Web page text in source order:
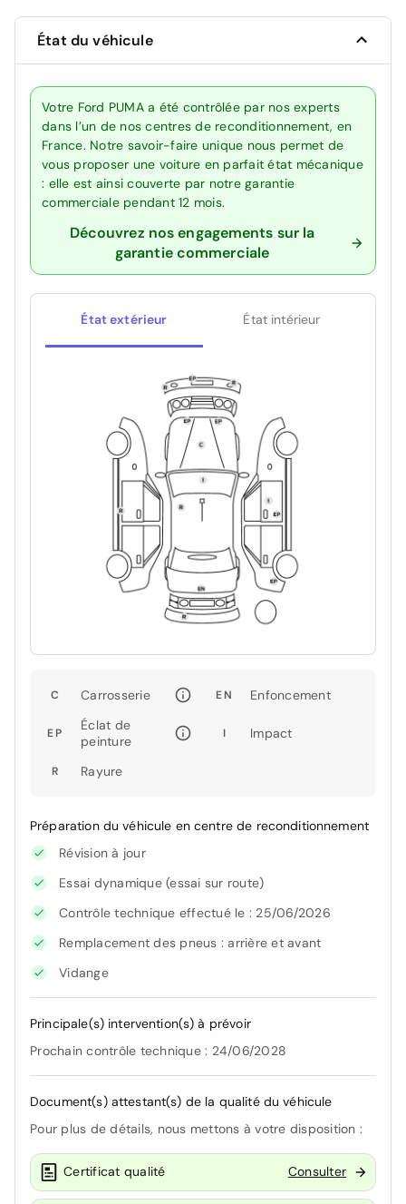
État du véhicule
Votre Ford PUMA a été contrôlée par nos experts
dans l’un de nos centres de reconditionnement, en
France. Notre savoir-faire unique nous permet de
vous proposer une voiture en parfait état mécanique
: elle est ainsi couverte par notre garantie
commerciale pendant 12 mois.
Découvrez nos engagements sur la
garantie commerciale
État extérieur État intérieur
C Carrosserie EN Enfoncement
EP
Éclat de
peinture
I Impact
R Rayure
Préparation du véhicule en centre de reconditionnement
Révision à jour
Essai dynamique (essai sur route)
Contrôle technique effectué le : 25/06/2026
Remplacement des pneus : arrière et avant
Vidange
Principale(s) intervention(s) à prévoir
Prochain contrôle technique : 24/06/2028
Document(s) attestant(s) de la qualité du véhicule
Pour plus de détails, nous mettons à votre disposition :
Certificat qualité Consulter